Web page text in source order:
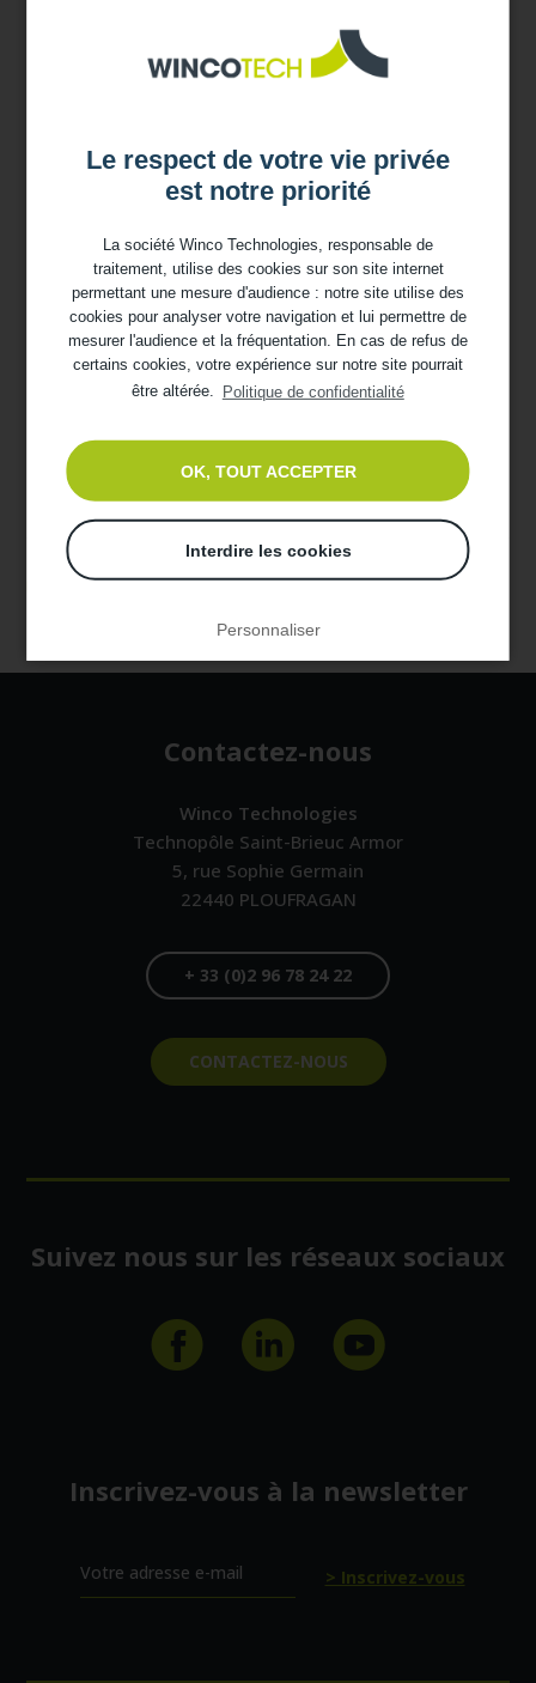
Le respect de votre vie privée
est notre priorité
La société Winco Technologies, responsable de
traitement, utilise des cookies sur son site internet
permettant une mesure d'audience : notre site utilise des
cookies pour analyser votre navigation et lui permettre de
mesurer l'audience et la fréquentation. En cas de refus de
certains cookies, votre expérience sur notre site pourrait
être altérée. Politique de confidentialité
OK, TOUT ACCEPTER
Interdire les cookies
Personnaliser
couches d’isolant à installer pour vos rampants.
Cet article pourrait vous intéresser : “Comment poser
TOUS LES ARTICLES
Contactez-nous
Winco Technologies
Technopôle Saint-Brieuc Armor
5, rue Sophie Germain
22440 PLOUFRAGAN
+ 33 (0)2 96 78 24 22
CONTACTEZ-NOUS
Suivez nous sur les réseaux sociaux
Inscrivez-vous à la newsletter
Votre adresse e-mail